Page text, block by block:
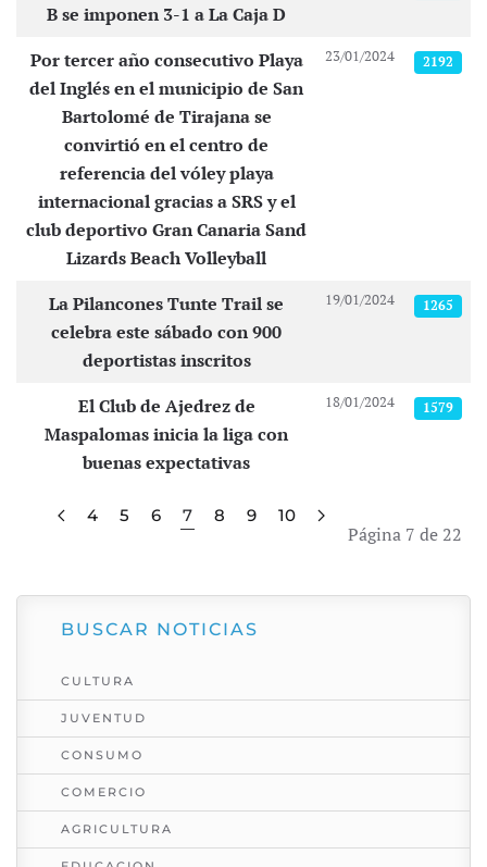
B se imponen 3-1 a La Caja D
Por tercer año consecutivo Playa
del Inglés en el municipio de San
Bartolomé de Tirajana se
convirtió en el centro de
referencia del vóley playa
internacional gracias a SRS y el
club deportivo Gran Canaria Sand
Lizards Beach Volleyball
23/01/2024 2192
La Pilancones Tunte Trail se
celebra este sábado con 900
deportistas inscritos
19/01/2024 1265
El Club de Ajedrez de
Maspalomas inicia la liga con
buenas expectativas
18/01/2024 1579
Página 7 de 22
4 5 6 7 8 9 10
BUSCAR NOTICIAS
CULTURA
JUVENTUD
CONSUMO
COMERCIO
AGRICULTURA